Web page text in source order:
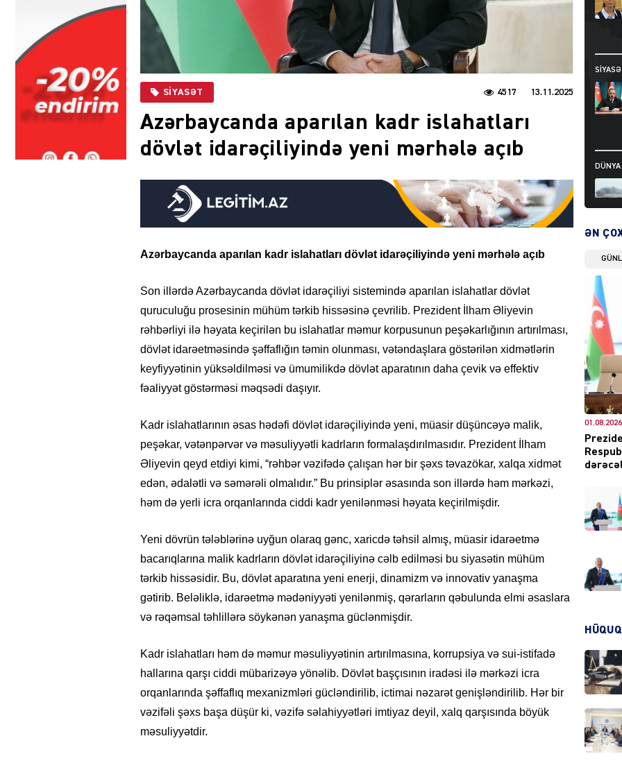
SIYASƏT 13.11.2025
4517
Azərbaycanda aparılan kadr islahatları
dövlət idarəçiliyində yeni mərhələ açıb
Azərbaycanda aparılan kadr islahatları dövlət idarəçiliyində yeni mərhələ açıb
Son illərdə Azərbaycanda dövlət idarəçiliyi sistemində aparılan islahatlar dövlət
quruculuğu prosesinin mühüm tərkib hissəsinə çevrilib. Prezident İlham Əliyevin
rəhbərliyi ilə həyata keçirilən bu islahatlar məmur korpusunun peşəkarlığının artırılması,
dövlət idarəetməsində şəffaflığın təmin olunması, vətəndaşlara göstərilən xidmətlərin
keyfiyyətinin yüksəldilməsi və ümumilikdə dövlət aparatının daha çevik və effektiv
fəaliyyət göstərməsi məqsədi daşıyır.
Kadr islahatlarının əsas hədəfi dövlət idarəçiliyində yeni, müasir düşüncəyə malik,
peşəkar, vətənpərvər və məsuliyyətli kadrların formalaşdırılmasıdır. Prezident İlham
Əliyevin qeyd etdiyi kimi, “rəhbər vəzifədə çalışan hər bir şəxs təvazökar, xalqa xidmət
edən, ədalətli və səmərəli olmalıdır.” Bu prinsiplər əsasında son illərdə həm mərkəzi,
həm də yerli icra orqanlarında ciddi kadr yenilənməsi həyata keçirilmişdir.
Yeni dövrün tələblərinə uyğun olaraq gənc, xaricdə təhsil almış, müasir idarəetmə
bacarıqlarına malik kadrların dövlət idarəçiliyinə cəlb edilməsi bu siyasətin mühüm
tərkib hissəsidir. Bu, dövlət aparatına yeni enerji, dinamizm və innovativ yanaşma
gətirib. Beləliklə, idarəetmə mədəniyyəti yenilənmiş, qərarların qəbulunda elmi əsaslara
və rəqəmsal təhlillərə söykənən yanaşma güclənmişdir.
Kadr islahatları həm də məmur məsuliyyətinin artırılmasına, korrupsiya və sui-istifadə
hallarına qarşı ciddi mübarizəyə yönəlib. Dövlət başçısının iradəsi ilə mərkəzi icra
orqanlarında şəffaflıq mexanizmləri gücləndirilib, ictimai nəzarət genişləndirilib. Hər bir
vəzifəli şəxs başa düşür ki, vəzifə səlahiyyətləri imtiyaz deyil, xalq qarşısında böyük
məsuliyyətdir.
DÜNYA
XARİCİ
ƏN
01.08.2026
HÜQUQ